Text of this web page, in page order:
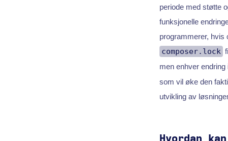
periode med støtte
funksjonelle
programmerer, hvis
composer.lock
men enhver endring
som vil øke den
utvikling av
Hvordan